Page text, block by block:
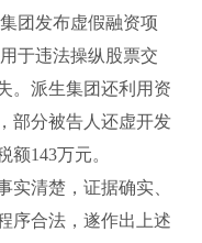
团发布虚假融资项
于违法操纵股票交
。派生集团还利用资
部分被告人还虚开发
额143万元。
清楚，证据确实、
序合法，遂作出上述